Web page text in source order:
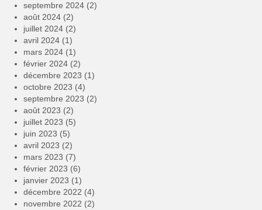
septembre 2024 (2)
août 2024 (2)
juillet 2024 (2)
avril 2024 (1)
mars 2024 (1)
février 2024 (2)
décembre 2023 (1)
octobre 2023 (4)
septembre 2023 (2)
août 2023 (2)
juillet 2023 (5)
juin 2023 (5)
avril 2023 (2)
mars 2023 (7)
février 2023 (6)
janvier 2023 (1)
décembre 2022 (4)
novembre 2022 (2)